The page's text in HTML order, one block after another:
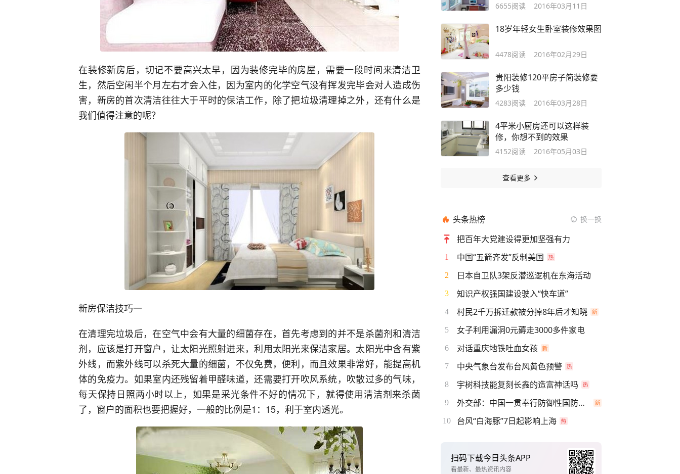
在装修新房后，切记不要高兴太早，因为装修完毕的房屋，需要一段时间来清洁卫
生，然后空闲半个月左右才会入住，因为室内的化学空气没有挥发完毕会对人造成伤
害，新房的首次清洁往往大于平时的保洁工作，除了把垃圾清理掉之外，还有什么是
我们值得注意的呢？
新房保洁技巧一
在清理完垃圾后，在空气中会有大量的细菌存在，首先考虑到的并不是杀菌剂和清洁
剂，应该是打开窗户，让太阳光照射进来，利用太阳光来保洁家居。太阳光中含有紫
外线，而紫外线可以杀死大量的细菌，不仅免费，便利，而且效果非常好，能提高机
体的免疫力。如果室内还残留着甲醛味道，还需要打开吹风系统，吹散过多的气味，
每天保持日照两小时以上，如果是采光条件不好的情况下，就得使用清洁剂来杀菌
了，窗户的面积也要把握好，一般的比例是1：15，利于室内透光。
6655阅读 2016年03月11日
18岁年轻女生卧室装修效果图
4478阅读 2016年02月29日
贵阳装修120平房子简装修要
多少钱
4283阅读 2016年03月28日
4平米小厨房还可以这样装
修，你想不到的效果
4152阅读 2016年05月03日
查看更多
头条热榜 换一换
把百年大党建设得更加坚强有力
1 中国“五箭齐发”反制美国
2 日本自卫队3架反潜巡逻机在东海活动
3 知识产权强国建设驶入“快车道”
4 村民2千万拆迁款被分掉8年后才知晓
5 女子利用漏洞0元薅走3000多件家电
6 对话重庆地铁吐血女孩
7 中央气象台发布台风黄色预警
8 宇树科技能复刻长鑫的造富神话吗
9 外交部：中国一贯奉行防御性国防政策
10 台风“白海豚”7日起影响上海
扫码下载今日头条APP
看最新、最热资讯内容